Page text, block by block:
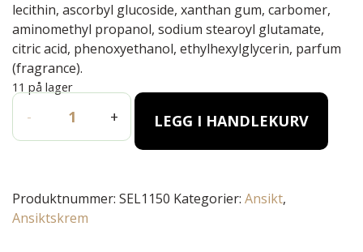
lecithin, ascorbyl glucoside, xanthan gum, carbomer,
aminomethyl propanol, sodium stearoyl glutamate,
citric acid, phenoxyethanol, ethylhexylglycerin, parfum
(fragrance).
11 på lager
INFINITY Revitalizing cream - 50ml antall
- + LEGG I HANDLEKURV
Produktnummer: SEL1150 Kategorier: Ansikt,
Ansiktskrem